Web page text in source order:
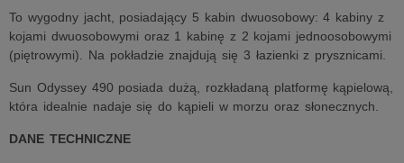
To wygodny jacht, posiadający 5 kabin dwuosobowy: 4 kabiny z
kojami dwuosobowymi oraz 1 kabinę z 2 kojami jednoosobowymi
(piętrowymi). Na pokładzie znajdują się 3 łazienki z prysznicami.
Sun Odyssey 490 posiada dużą, rozkładaną platformę kąpielową,
która idealnie nadaje się do kąpieli w morzu oraz słonecznych.
DANE TECHNICZNE